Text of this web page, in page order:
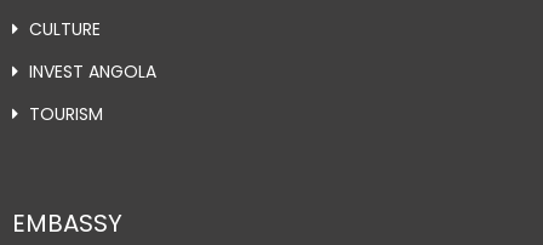
CULTURE
INVEST ANGOLA
TOURISM
EMBASSY